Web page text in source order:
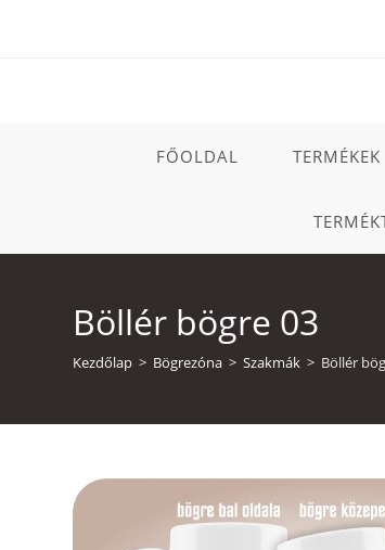
FŐOLDAL TERMÉKEK
Böllér bögre 03
Kezdőlap > Bögrezóna > Szakmák > Böllér